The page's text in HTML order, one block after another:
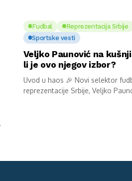
Fudbal
Reprezentacija Srbije
Sportske vesti
Veljko Paunović na
li je ovo njegov izbor?
Uvod u haos 🎉 Novi selektor
reprezentacije Srbije, Veljko